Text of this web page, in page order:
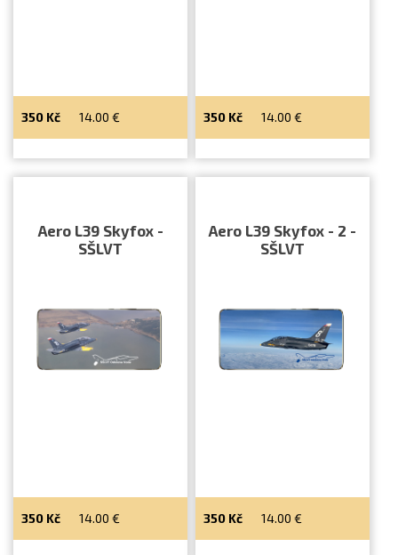
350 Kč 14.00 € 350 Kč 14.00 €
Aero L39 Skyfox -
SŠLVT
350 Kč 14.00 €
Aero L39 Skyfox - 2 -
SŠLVT
350 Kč 14.00 €
Nabídky práce v letectví
Inzerujte s námi